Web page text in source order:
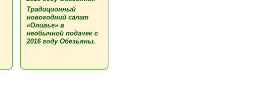
Традиционный
новогодний салат
«Оливье» в
необычной подачек с
2016 году Обезьяны.